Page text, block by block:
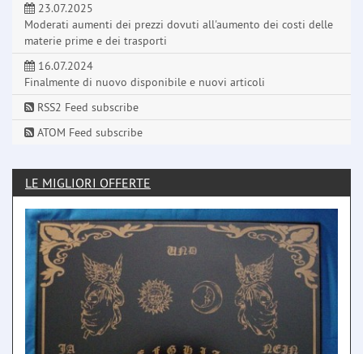
23.07.2025
Moderati aumenti dei prezzi dovuti all'aumento dei costi delle
materie prime e dei trasporti
16.07.2024
Finalmente di nuovo disponibile e nuovi articoli
RSS2 Feed subscribe
ATOM Feed subscribe
LE MIGLIORI OFFERTE